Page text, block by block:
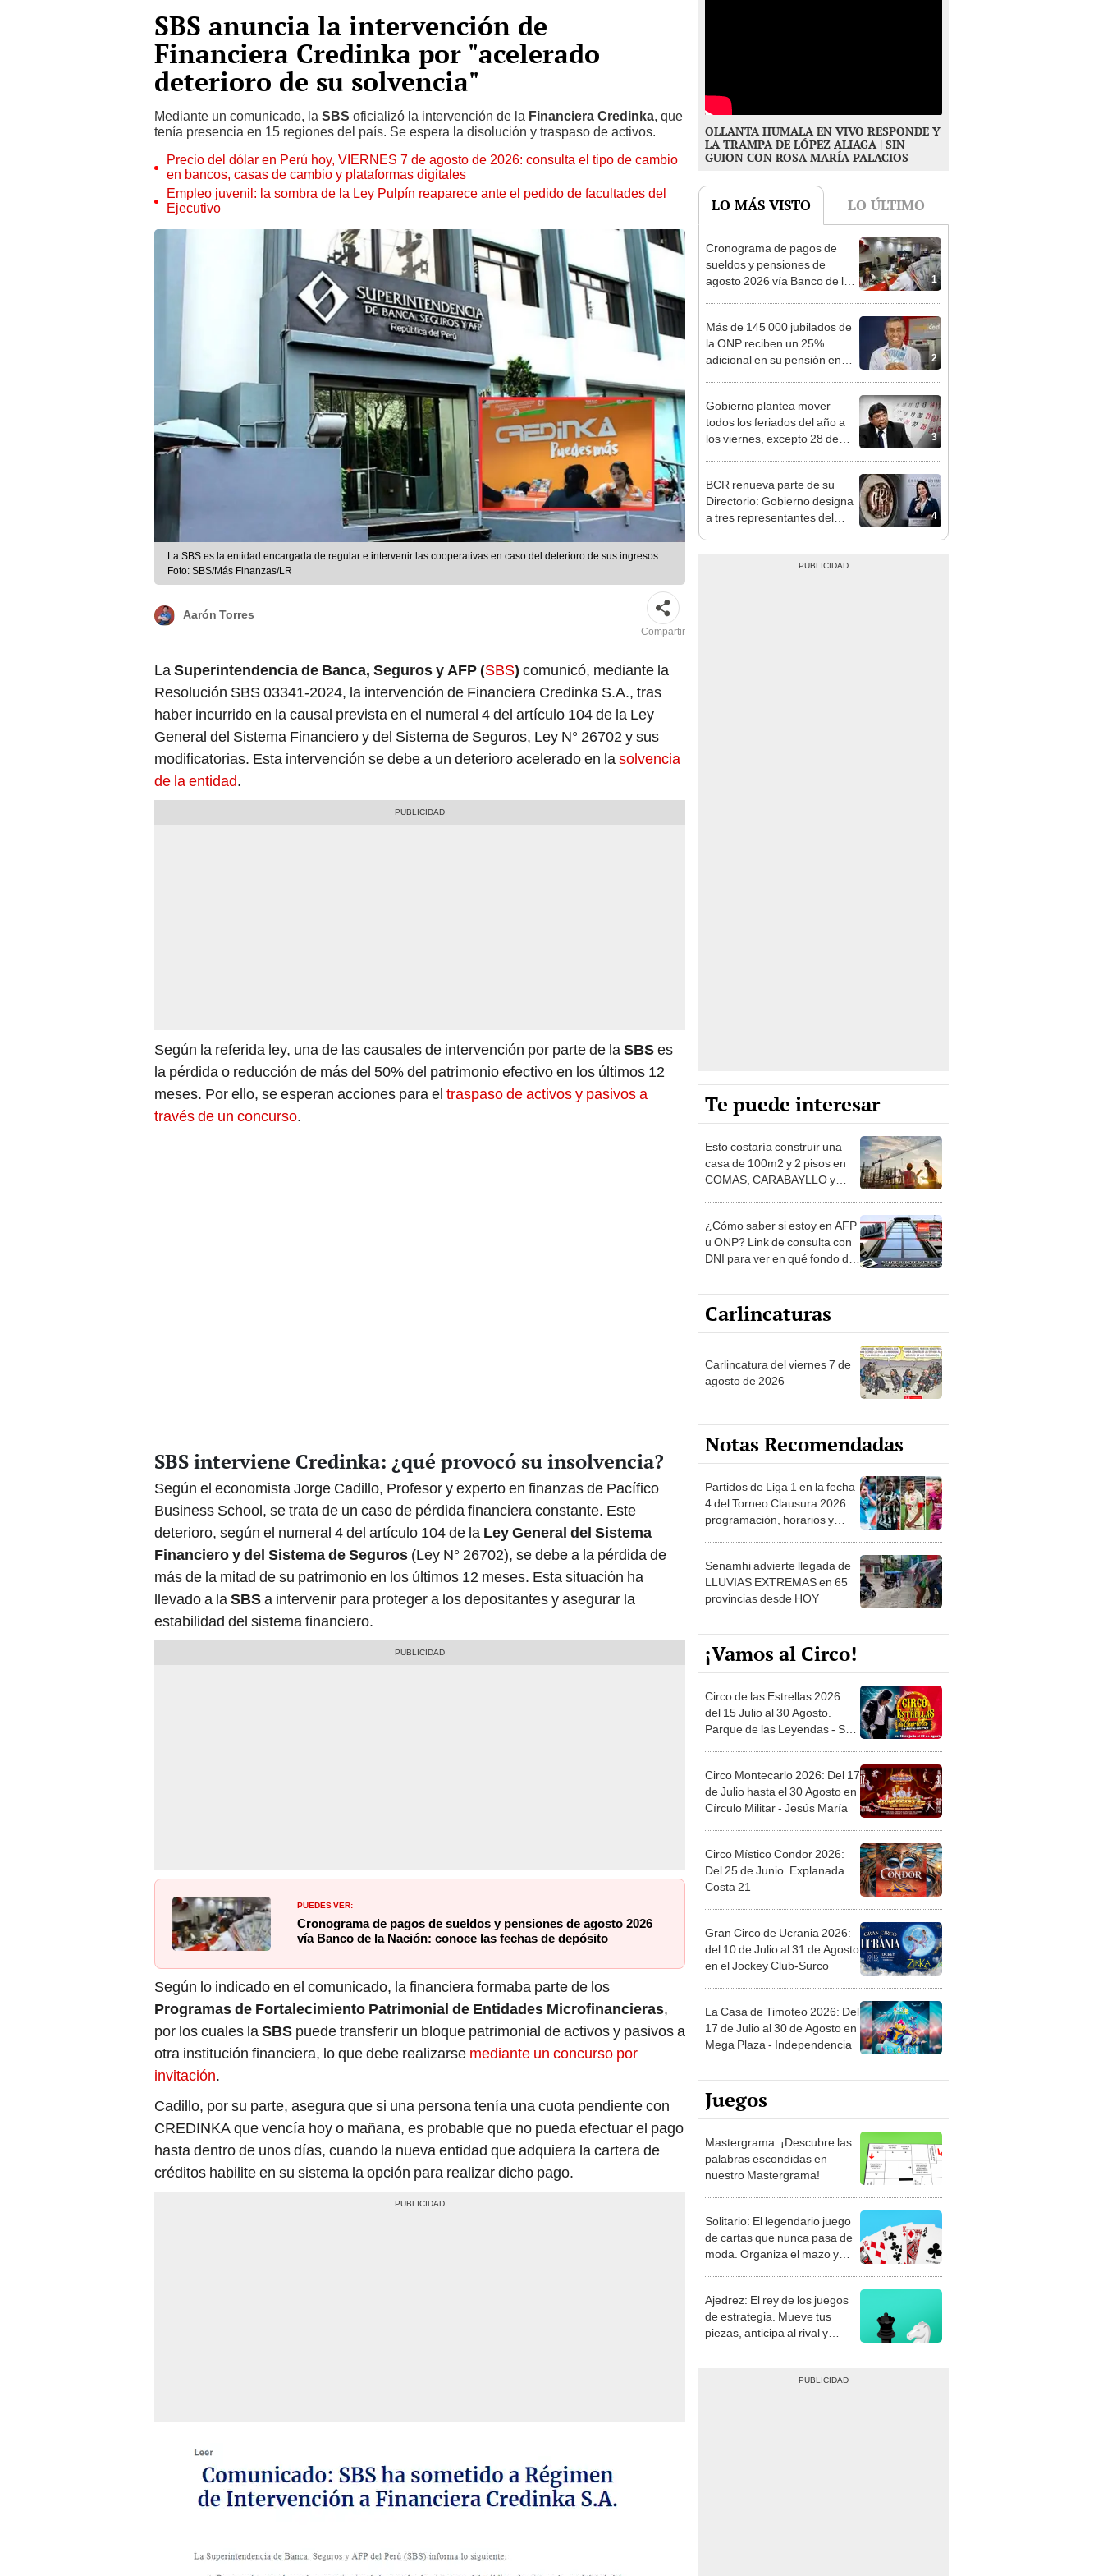
SBS anuncia la intervención de
Financiera Credinka por "acelerado
deterioro de su solvencia"
Mediante un comunicado, la SBS oficializó la intervención de la Financiera Credinka, que
tenía presencia en 15 regiones del país. Se espera la disolución y traspaso de activos.
Precio del dólar en Perú hoy, VIERNES 7 de agosto de 2026: consulta el tipo de cambio
en bancos, casas de cambio y plataformas digitales
Empleo juvenil: la sombra de la Ley Pulpín reaparece ante el pedido de facultades del
Ejecutivo
La SBS es la entidad encargada de regular e intervenir las cooperativas en caso del deterioro de sus ingresos.
Foto: SBS/Más Finanzas/LR
Aarón Torres
Compartir
LaSuperintendencia de Banca, Seguros y AFP (SBS) comunicó, mediante la
Resolución SBS 03341-2024, la intervención de Financiera Credinka S.A., tras
haber incurrido en la causal prevista en el numeral 4 del artículo 104 de la Ley
General del Sistema Financiero y del Sistema de Seguros, Ley N° 26702 y sus
modificatorias. Esta intervención se debe a un deterioro acelerado en lasolvencia
de la entidad.
Según la referida ley, una de las causales de intervención por parte de laSBSes
la pérdida o reducción de más del 50% del patrimonio efectivo en los últimos 12
meses. Por ello, se esperan acciones para el traspaso de activos y pasivos a
través de un concurso.
SBS interviene Credinka: ¿qué provocó su insolvencia?
Según el economista Jorge Cadillo, Profesor y experto en finanzas de Pacífico
Business School, se trata de un caso de pérdida financiera constante. Este
deterioro, según el numeral 4 del artículo 104 de la Ley General del Sistema
Financiero y del Sistema de Seguros (Ley N° 26702), se debe a la pérdida de
más de la mitad de su patrimonio en los últimos 12 meses. Esta situación ha
llevado a la SBSa intervenir para proteger a los depositantes y asegurar la
estabilidad del sistema financiero.
PUEDES VER:
Cronograma de pagos de sueldos y pensiones de agosto 2026
vía Banco de la Nación: conoce las fechas de depósito
Según lo indicado en el comunicado, la financiera formaba parte de los
Programas de Fortalecimiento Patrimonial de Entidades Microfinancieras,
por los cuales la SBS puede transferir un bloque patrimonial de activos y pasivos a
otra institución financiera, lo que debe realizarse mediante un concurso por
invitación.
Cadillo, por su parte, asegura que si una persona tenía una cuota pendiente con
CREDINKA que vencía hoy o mañana, es probable que no pueda efectuar el pago
hasta dentro de unos días, cuando la nueva entidad que adquiera la cartera de
créditos habilite en su sistema la opción para realizar dicho pago.
OLLANTA HUMALA EN VIVO RESPONDE Y
LA TRAMPA DE LÓPEZ ALIAGA | SIN
GUION CON ROSA MARÍA PALACIOS
LO MÁS VISTO LO ÚLTIMO
1
Cronograma de pagos de
sueldos y pensiones de
agosto 2026 vía Banco de la
2
Más de 145 000 jubilados de
la ONP reciben un 25%
adicional en su pensión en
3
Gobierno plantea mover
todos los feriados del año a
los viernes, excepto 28 de
4
BCR renueva parte de su
Directorio: Gobierno designa
a tres representantes del
Te puede interesar
Esto costaría construir una
casa de 100m2 y 2 pisos en
COMAS, CARABAYLLO y
¿Cómo saber si estoy en AFP
u ONP? Link de consulta con
DNI para ver en qué fondo de
Carlincaturas
Carlincatura del viernes 7 de
agosto de 2026
Notas Recomendadas
Partidos de Liga 1 en la fecha
4 del Torneo Clausura 2026:
programación, horarios y
Senamhi advierte llegada de
LLUVIAS EXTREMAS en 65
provincias desde HOY
¡Vamos al Circo!
Circo de las Estrellas 2026:
del 15 Julio al 30 Agosto.
Parque de las Leyendas - San
Circo Montecarlo 2026: Del 17
de Julio hasta el 30 Agosto en
Círculo Militar - Jesús María
Circo Místico Condor 2026:
Del 25 de Junio. Explanada
Costa 21
Gran Circo de Ucrania 2026:
del 10 de Julio al 31 de Agosto
en el Jockey Club-Surco
La Casa de Timoteo 2026: Del
17 de Julio al 30 de Agosto en
Mega Plaza - Independencia
Juegos
Mastergrama: ¡Descubre las
palabras escondidas en
nuestro Mastergrama!
Solitario: El legendario juego
de cartas que nunca pasa de
moda. Organiza el mazo y
Ajedrez: El rey de los juegos
de estrategia. Mueve tus
piezas, anticipa al rival y